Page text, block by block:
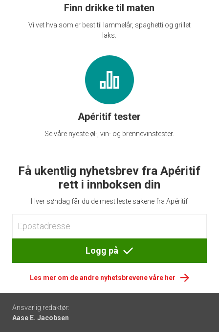
Finn drikke til maten
Vi vet hva som er best til lammelår, spaghetti og grillet
laks.
Apéritif tester
Se våre nyeste øl-, vin- og brennevinstester.
Få ukentlig nyhetsbrev fra Apéritif
rett i innboksen din
Hver søndag får du de mest leste sakene fra Apéritif
Logg på
Les mer om de andre nyhetsbrevene våre her
Footer
-
Ansvarlig redaktør:
Aase E. Jacobsen